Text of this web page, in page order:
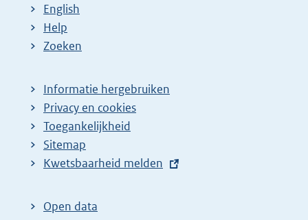
English
Help
Zoeken
Informatie hergebruiken
Privacy en cookies
Toegankelijkheid
Sitemap
E
t
Kwetsbaarheid melden
Open data